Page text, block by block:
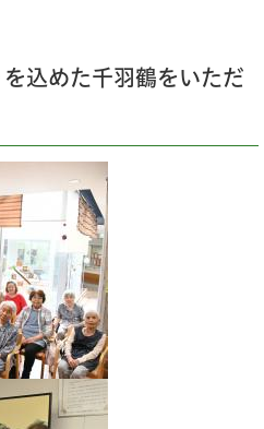
込めた千羽鶴をいただ